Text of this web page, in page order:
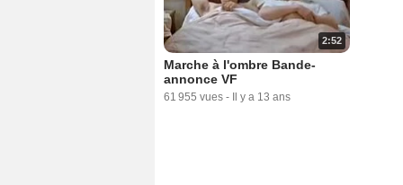
2:52
Marche à l'ombre Bande-
annonce VF
61 955 vues - Il y a 13 ans